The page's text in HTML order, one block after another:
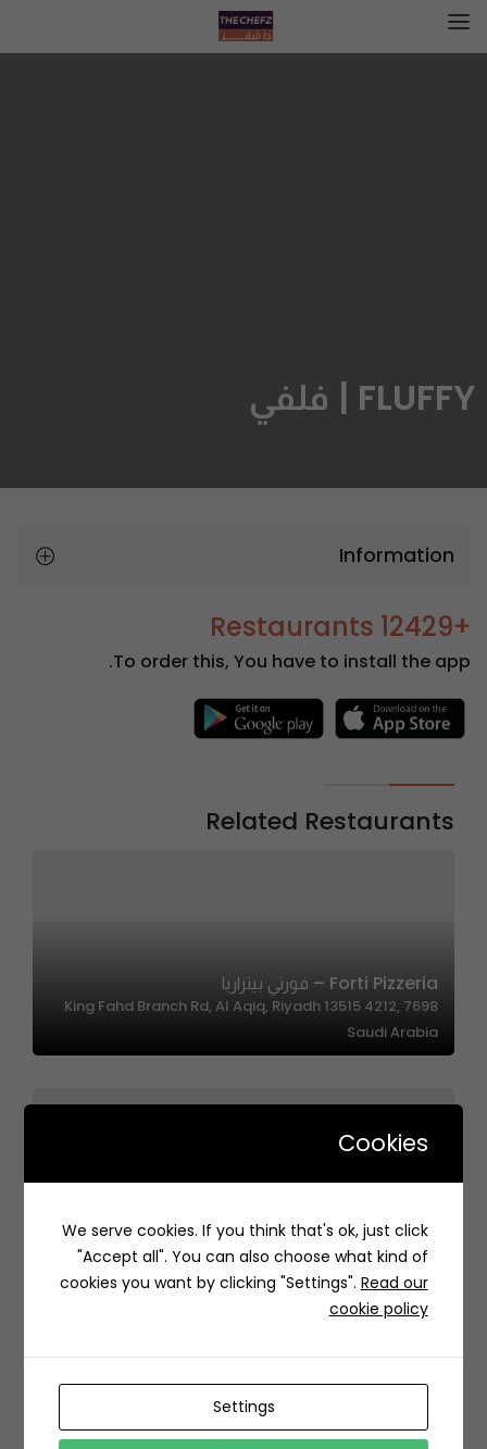
FLUFFY | فلفي
Information
+12429 Restaurants
To order this, You have to install the app.
Related Restaurants
Forti Pizzeria – فورتي بيتزاريا
7698 King Fahd Branch Rd, Al Aqiq, Riyadh 13515 4212,
Saudi Arabia
Kosin | كوسين
السعودية
Cookies
We serve cookies. If you think that's ok, just click
"Accept all". You can also choose what kind of
cookies you want by clicking "Settings". Read our
cookie policy
Settings